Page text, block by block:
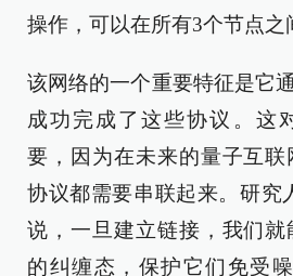
操作，可以在所有3个节点之
该网络的一个重要特征是它
成功完成了这些协议。这
要，因为在未来的量子互
协议都需要串联起来。研究
说，一旦建立链接，我们就
的纠缠态，保护它们免受